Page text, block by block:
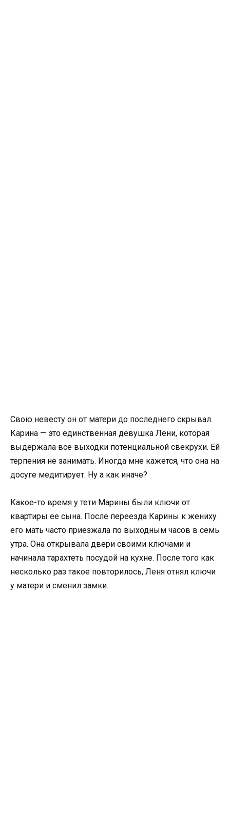
Свою невесту он от матери до последнего скрывал.
Карина — это единственная девушка Лени, которая
выдержала все выходки потенциальной свекрухи. Ей
терпения не занимать. Иногда мне кажется, что она на
досуге медитирует. Ну а как иначе?
Какое-то время у тети Марины были ключи от
квартиры ее сына. После переезда Карины к жениху
его мать часто приезжала по выходным часов в семь
утра. Она открывала двери своими ключами и
начинала тарахтеть посудой на кухне. После того как
несколько раз такое повторилось, Леня отнял ключи
у матери и сменил замки.